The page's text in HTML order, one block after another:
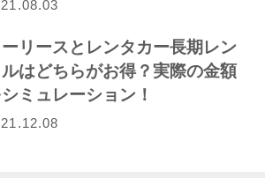
ーリースとレンタカー長期レン
ルはどちらがお得？実際の金額
ミュレーション！